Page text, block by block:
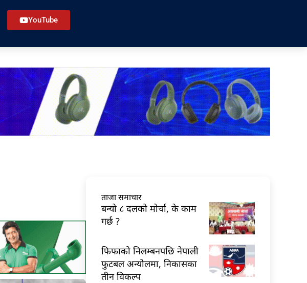
YouTube
ताजा समाचार
बन्यो ८ दलको मोर्चा, के काम
गर्छ ?
फिफाको निलम्बनपछि नेपाली
फुटबल अन्योलमा, निकासका
तीन विकल्प